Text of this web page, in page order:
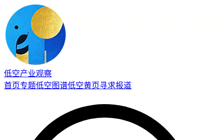
低空产业观察
首页专题低空图谱低空黄页寻求报道